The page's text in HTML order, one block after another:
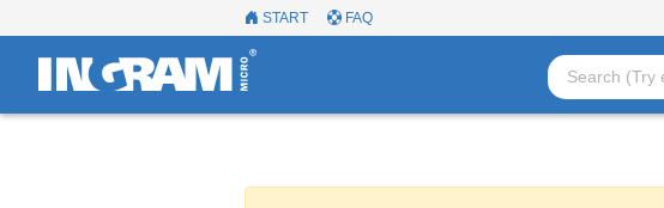
START FAQ